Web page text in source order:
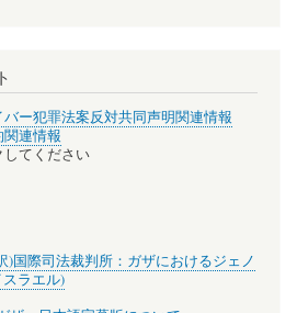
ー犯罪法案反対共同声明関連情報
連情報
してください
)国際司法裁判所：ガザにおけるジェノ
ラエル)